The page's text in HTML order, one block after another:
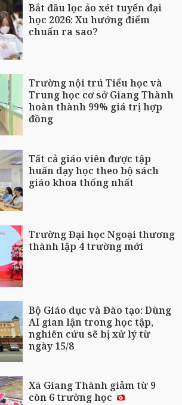
Bắt đầu lọc ảo xét tuyển đại
học 2026: Xu hướng điểm
chuẩn ra sao?
Trường nội trú Tiểu học và
Trung học cơ sở Giang Thành
hoàn thành 99% giá trị hợp
đồng
Tất cả giáo viên được tập
huấn dạy học theo bộ sách
giáo khoa thống nhất
Trường Đại học Ngoại thương
thành lập 4 trường mới
Bộ Giáo dục và Đào tạo: Dùng
AI gian lận trong học tập,
nghiên cứu sẽ bị xử lý từ
ngày 15/8
Xã Giang Thành giảm từ 9
còn 6 trường học